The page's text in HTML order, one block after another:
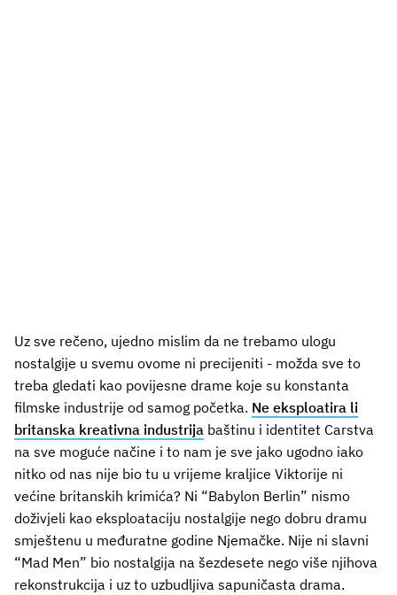
Uz sve rečeno, ujedno mislim da ne trebamo ulogu
nostalgije u svemu ovome ni precijeniti - možda sve to
treba gledati kao povijesne drame koje su konstanta
filmske industrije od samog početka. Ne eksploatira li
britanska kreativna industrija baštinu i identitet Carstva
na sve moguće načine i to nam je sve jako ugodno iako
nitko od nas nije bio tu u vrijeme kraljice Viktorije ni
većine britanskih krimića? Ni “Babylon Berlin” nismo
doživjeli kao eksploataciju nostalgije nego dobru dramu
smještenu u međuratne godine Njemačke. Nije ni slavni
“Mad Men” bio nostalgija na šezdesete nego više njihova
rekonstrukcija i uz to uzbudljiva sapuničasta drama.